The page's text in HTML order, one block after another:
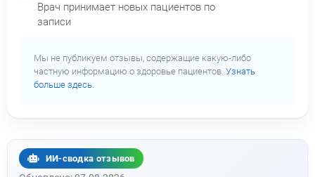
Врач принимает новых пациентов по
записи
Мы не публикуем отзывы, содержащие какую-либо
частную информацию о здоровье пациентов. Узнать
больше здесь.
ИИ-сводка отзывов